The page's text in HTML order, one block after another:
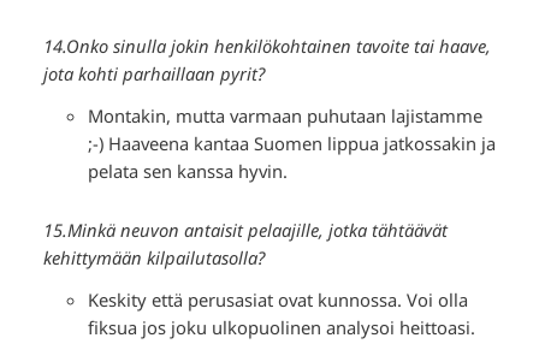
14.Onko sinulla jokin henkilökohtainen tavoite tai haave,
jota kohti parhaillaan pyrit?
Montakin, mutta varmaan puhutaan lajistamme
;-) Haaveena kantaa Suomen lippua jatkossakin ja
pelata sen kanssa hyvin.
15.Minkä neuvon antaisit pelaajille, jotka tähtäävät
kehittymään kilpailutasolla?
Keskity että perusasiat ovat kunnossa. Voi olla
fiksua jos joku ulkopuolinen analysoi heittoasi.